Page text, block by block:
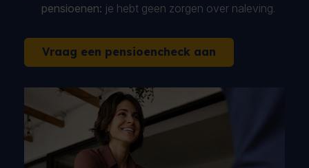
pensioenen: je hebt geen zorgen over naleving.
Vraag een pensioencheck aan